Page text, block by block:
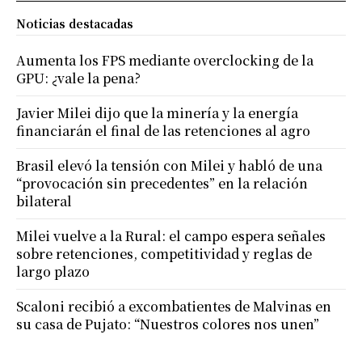
Noticias destacadas
Aumenta los FPS mediante overclocking de la
GPU: ¿vale la pena?
Javier Milei dijo que la minería y la energía
financiarán el final de las retenciones al agro
Brasil elevó la tensión con Milei y habló de una
“provocación sin precedentes” en la relación
bilateral
Milei vuelve a la Rural: el campo espera señales
sobre retenciones, competitividad y reglas de
largo plazo
Scaloni recibió a excombatientes de Malvinas en
su casa de Pujato: “Nuestros colores nos unen”